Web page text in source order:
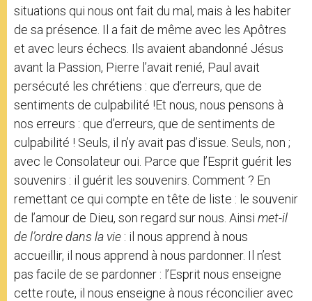
situations qui nous ont fait du mal, mais à les habiter
de sa présence. Il a fait de même avec les Apôtres
et avec leurs échecs. Ils avaient abandonné Jésus
avant la Passion, Pierre l’avait renié, Paul avait
persécuté les chrétiens : que d’erreurs, que de
sentiments de culpabilité !Et nous, nous pensons à
nos erreurs : que d’erreurs, que de sentiments de
culpabilité ! Seuls, il n’y avait pas d’issue. Seuls, non ;
avec le Consolateur oui. Parce que l’Esprit guérit les
souvenirs : il guérit les souvenirs. Comment ? En
remettant ce qui compte en tête de liste : le souvenir
de l’amour de Dieu, son regard sur nous. Ainsi met-il
de l’ordre dans la vie : il nous apprend à nous
accueillir, il nous apprend à nous pardonner. Il n’est
pas facile de se pardonner : l’Esprit nous enseigne
cette route, il nous enseigne à nous réconcilier avec